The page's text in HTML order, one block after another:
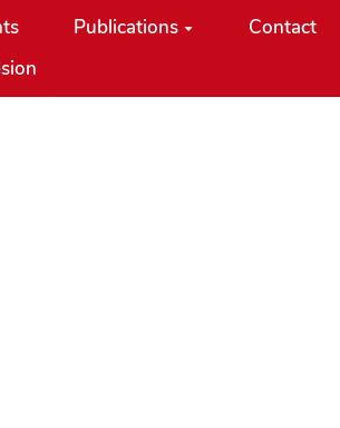
Publications Contact